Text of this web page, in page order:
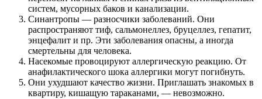
систем, мусорных баков и канализации.
Синантропы — разносчики заболеваний. Они
распространяют тиф, сальмонеллез, бруцеллез, гепатит,
энцефалит и пр. Эти заболевания опасны, а иногда
смертельны для человека.
Насекомые провоцируют аллергическую реакцию. От
анафилактического шока аллергики могут погибнуть.
Они ухудшают качество жизни. Приглашать знакомых в
квартиру, кишащую тараканами, — невозможно.